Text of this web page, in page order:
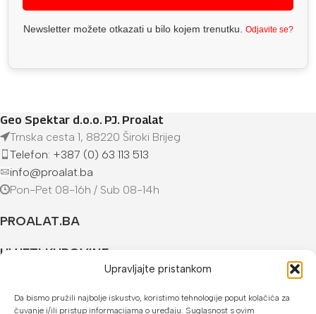
Upravljajte pristankom
Da bismo pružili najbolje iskustvo, koristimo tehnologije poput kolačića za
čuvanje i/ili pristup informacijama o uređaju. Suglasnost s ovim
Newsletter možete otkazati u bilo kojem trenutku. Odjavite se?
Geo Spektar d.o.o. PJ. Proalat
Trnska cesta 1, 88220 Široki Brijeg
Telefon: +387 (0) 63 113 513
info@proalat.ba
Pon-Pet 08-16h / Sub 08-14h
PROALAT.BA
UVJETI KUPOVINE